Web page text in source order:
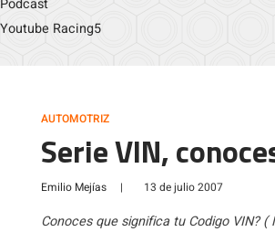
Podcast
Youtube Racing5
AUTOMOTRIZ
Serie VIN,
Emilio Mejías | 13 de julio 2007
Conoces que significa tu Codigo VIN?